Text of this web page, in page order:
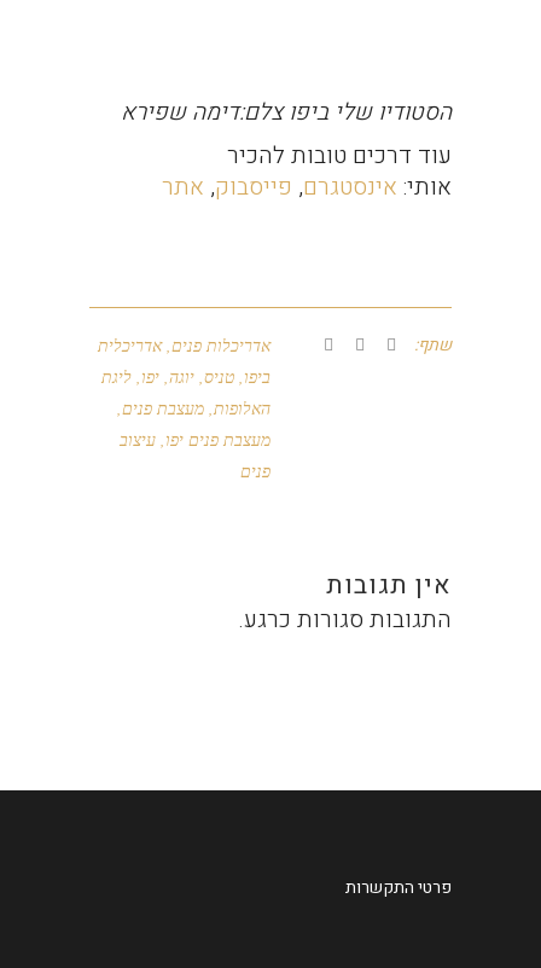
הסטודיו שלי ביפו צלם:דימה שפירא
עוד דרכים טובות להכיר
אותי: אינסטגרם, פייסבוק, אתר
אדריכלות פנים ,אדריכלית
ביפו טניס יוגה יפו ליגת
האלופות מעצבת פנים
מעצבת פנים יפו עיצוב
פנים
שתף:
אין תגובות
התגובות סגורות כרגע.
פרטי התקשרות